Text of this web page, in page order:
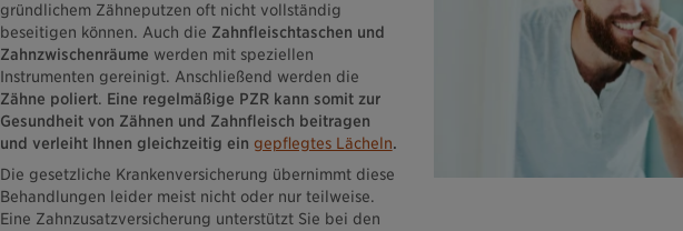
gründlichem Zähneputzen oft nicht vollständig
beseitigen können. Auch die Zahnfleischtaschen und
Zahnzwischenräume werden mit speziellen
Instrumenten gereinigt. Anschließend werden die
Zähne poliert. Eine regelmäßige PZR kann somit zur
Gesundheit von Zähnen und Zahnfleisch beitragen
und verleiht Ihnen gleichzeitig ein gepflegtes Lächeln.
Die gesetzliche Krankenversicherung übernimmt diese
Behandlungen leider meist nicht oder nur teilweise.
Eine Zahnzusatzversicherung unterstützt Sie bei den